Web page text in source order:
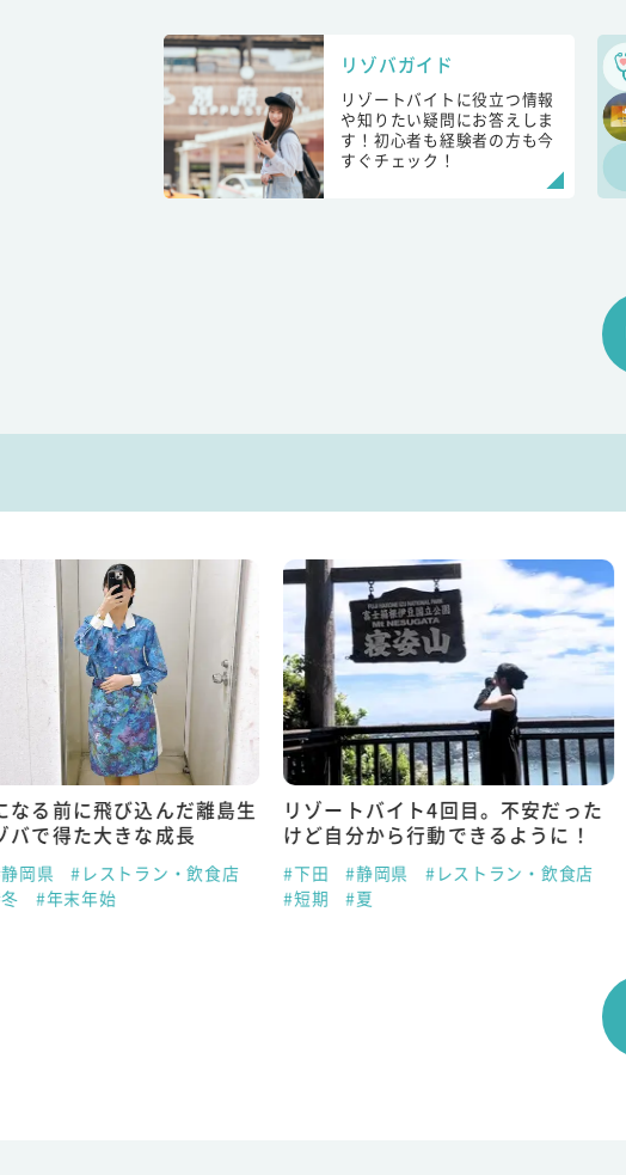
リゾバガイド
リゾートバイトに役立つ情報
や知りたい疑問にお答えしま
す！初心者も経験者の方も今
すぐチェック！
なる前に飛び込んだ離島生
バで得た大きな成長
岡県
#レストラン・飲食店
#年末年始
リゾートバイト4回目。不安だった
けど自分から行動できるように！
#下田 #静岡県
#レストラン・飲食店
#短期
#夏